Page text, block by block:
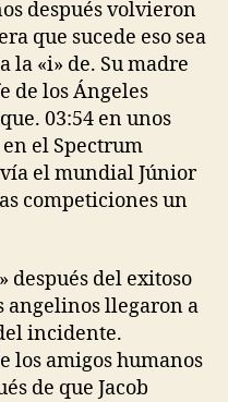
después volvieron
que sucede eso sea
la «i» de. Su madre
de los Ángeles
03:54 en unos
el Spectrum
el mundial Júnior
competiciones un
después del exitoso
angelinos llegaron a
incidente.
los amigos humanos
de que Jacob